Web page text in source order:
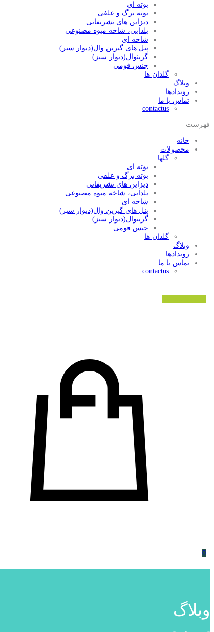
بوته ای
بوته برگ و علفی
دیزاین های تشریفاتی
یلدایی، شاخه میوه مصنوعی
شاخه ای
پنل های گیرین وال(دیوار سبر)
گرینوال(دیوار سبز)
جنس فومی
گلدان ها
وبلاگ
رویدادها
تماس با ما
contactus
فهرست
خانه
محصولات
گلها
بوته ای
بوته برگ و علفی
دیزاین های تشریفاتی
یلدایی، شاخه میوه مصنوعی
شاخه ای
پنل های گیرین وال(دیوار سبر)
گرینوال(دیوار سبز)
جنس فومی
گلدان ها
وبلاگ
رویدادها
تماس با ما
contactus
0
وبلاگ